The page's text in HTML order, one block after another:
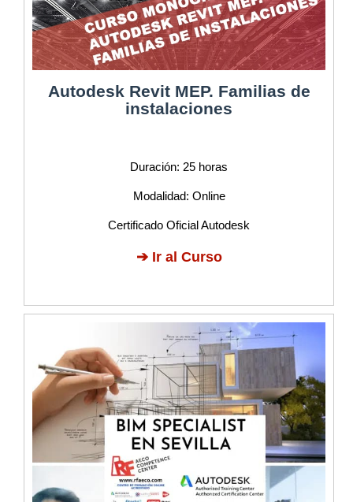
Autodesk Revit MEP. Familias de
instalaciones
Duración: 25 horas
Modalidad: Online
Certificado Oficial Autodesk
➔ Ir al Curso